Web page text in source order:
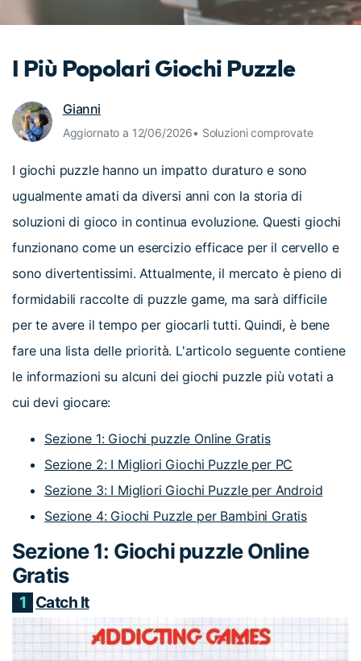
Tip per YouTube
Apprendimento
I Più Popolari Giochi Puzzle
Gianni
Aggiornato a 12/06/2026• Soluzioni comprovate
I giochi puzzle hanno un impatto duraturo e sono
ugualmente amati da diversi anni con la storia di
soluzioni di gioco in continua evoluzione. Questi giochi
funzionano come un esercizio efficace per il cervello e
sono divertentissimi. Attualmente, il mercato è pieno di
formidabili raccolte di puzzle game, ma sarà difficile
per te avere il tempo per giocarli tutti. Quindi, è bene
fare una lista delle priorità. L'articolo seguente contiene
le informazioni su alcuni dei giochi puzzle più votati a
cui devi giocare:
Sezione 1: Giochi puzzle Online Gratis
Sezione 2: I Migliori Giochi Puzzle per PC
Sezione 3: I Migliori Giochi Puzzle per Android
Sezione 4: Giochi Puzzle per Bambini Gratis
Sezione 1: Giochi puzzle Online
Gratis
1 Catch It